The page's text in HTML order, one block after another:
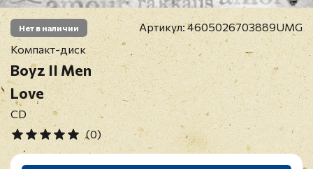
Нет в наличии Артикул:4605026703889UMG
Компакт-диск
Boyz II Men
Love
CD
(0)